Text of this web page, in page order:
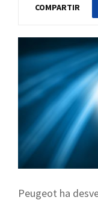
COMPARTIR
Peugeot ha